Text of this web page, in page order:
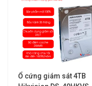
Ổ cứng giám sát 4TB